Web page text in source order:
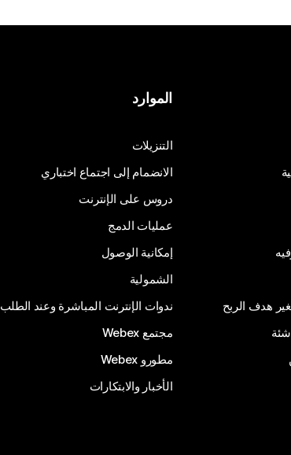
هدف الربح
الموارد
التنزيلات
الانضمام إلى اجتماع اختباري
دروس على الإنترنت
عمليات الدمج
إمكانية الوصول
الشمولية
ندوات الإنترنت المباشرة وعند الطلب
مجتمع Webex
مطورو Webex
الأخبار والابتكارات